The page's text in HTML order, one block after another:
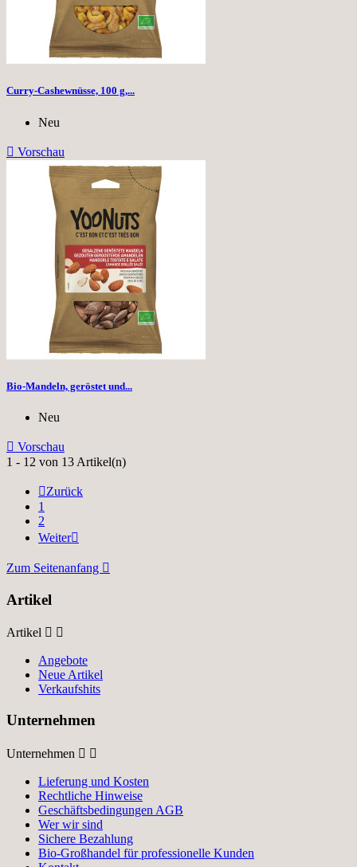
Curry-Cashewnüsse, 100 g,...
Neu
 Vorschau
Bio-Mandeln, geröstet und...
Neu
 Vorschau
1 - 12 von 13 Artikel(n)
Zurück
1
2
Weiter
Zum Seitenanfang 
Artikel
Artikel  
Angebote
Neue Artikel
Verkaufshits
Unternehmen
Unternehmen  
Lieferung und Kosten
Rechtliche Hinweise
Geschäftsbedingungen AGB
Wer wir sind
Sichere Bezahlung
Bio-Großhandel für professionelle Kunden